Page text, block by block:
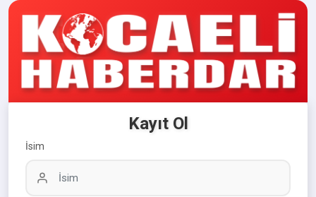
Kayıt Ol
İsim